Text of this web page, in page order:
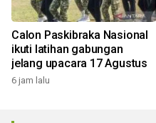
Calon Paskibraka Nasional
ikuti latihan gabungan
jelang upacara 17 Agustus
6 jam lalu